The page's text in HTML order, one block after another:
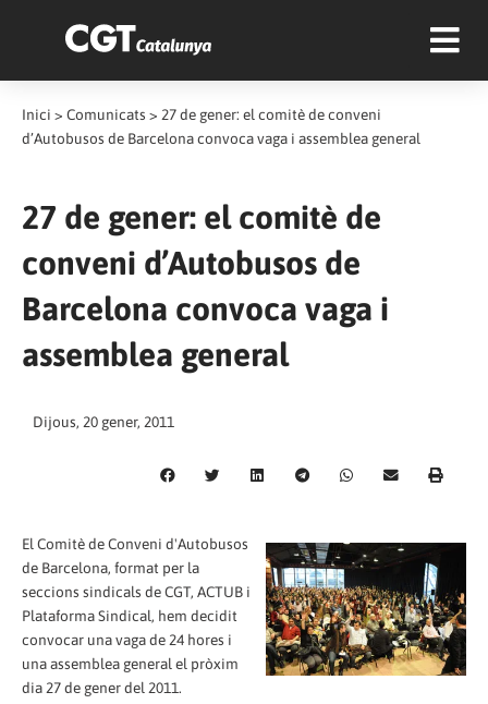
Inici > Comunicats > 27 de gener: el comitè de conveni
d’Autobusos de Barcelona convoca vaga i assemblea general
27 de gener: el comitè de
conveni d’Autobusos de
Barcelona convoca vaga i
assemblea general
Dijous, 20 gener, 2011
El Comitè de Conveni d'Autobusos
de Barcelona, format per la
seccions sindicals de CGT, ACTUB i
Plataforma Sindical, hem decidit
convocar una vaga de 24 hores i
una assemblea general el pròxim
dia 27 de gener del 2011.